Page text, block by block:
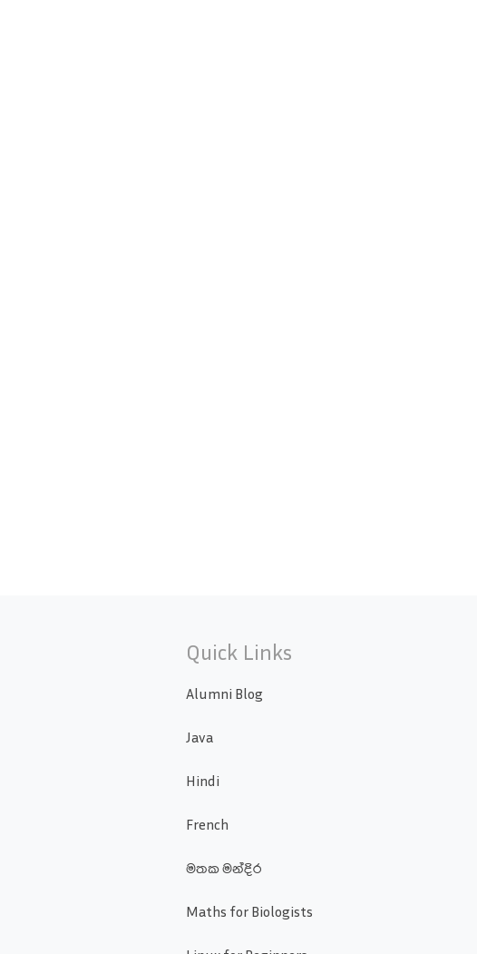
Quick Links
Alumni Blog
Java
Hindi
French
මතක මන්දිර
Maths for Biologists